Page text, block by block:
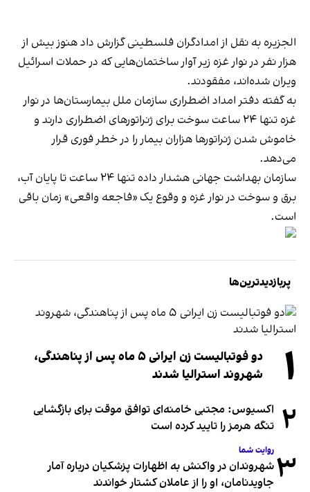
الجزیره به نقل از امدادگران فلسطینی گزارش داد هنوز بیش از
هزار نفر در نوار غزه زیر آوار ساختمان‌هایی که در حملات اسرائیل
ویران شده‌اند، مفقودند.
به گفته دفتر امداد اضطراری سازمان ملل بیمارستان‌ها در نوار
غزه تنها ۲۴ ساعت سوخت برای ژنراتورهای اضطراری دارند و
خاموش شدن ژنراتورها هزاران بیمار را در خطر فوری قرار
می‌دهد.
سازمان بهداشت جهانی هشدار داده تنها ۲۴ ساعت تا پایان آب،
برق و سوخت در نوار غزه و وقوع یک «فاجعه واقعی» زمان باقی
است.
پربازدیدترین‌ها
۱
دو فوتبالیست زن ایرانی ۵ ماه پس از پناهندگی،
شهروند استرالیا شدند
۲ اکسیوس: مجتبی خامنه‌ای توافق موقت برای بازگشایی
تنگه هرمز را تایید کرده است
۳ روایت شما
شهروندان در واکنش به اظهارات پزشکیان درباره آمار
جاویدنامان، او را از عاملان کشتار خواندند